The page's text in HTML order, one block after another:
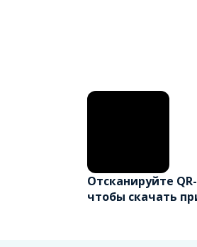
Отсканируйте
чтобы скачать